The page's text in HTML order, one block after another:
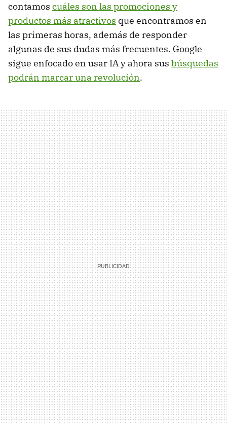
contamos cuáles son las promociones y
productos más atractivos que encontramos en
las primeras horas, además de responder
algunas de sus dudas más frecuentes. Google
sigue enfocado en usar IA y ahora sus búsquedas
podrán marcar una revolución.